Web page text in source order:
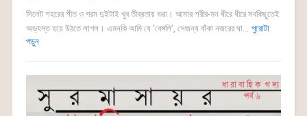
সিলেট শহরের শীত ও গরম দুইটাই খুব তীব্রতায় ভরা। আমার শরীর-মন ধীরে ধীরে সবকিছুতেই
অভ্যস্ত হয়ে উঠতে লাগল। এমনকি আমি যে ‘বেঙ্গলি’, সেজন্য বাঁকা নজরের ঘা... পুরোটা
পড়ুন